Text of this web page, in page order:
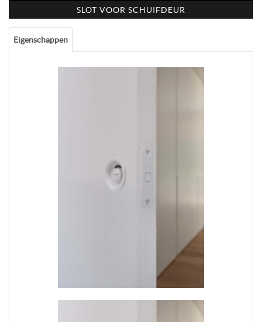
SLOT VOOR SCHUIFDEUR
Eigenschappen